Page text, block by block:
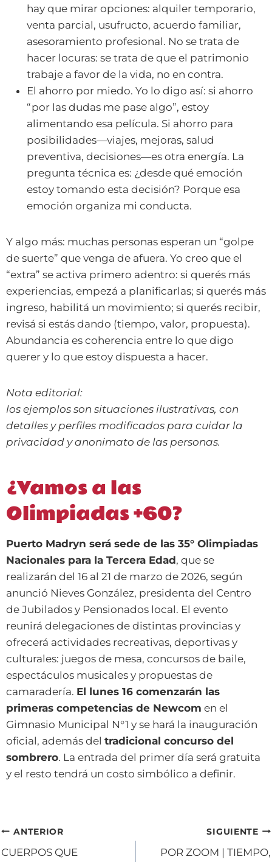
hay que mirar opciones: alquiler temporario,
venta parcial, usufructo, acuerdo familiar,
asesoramiento profesional. No se trata de
hacer locuras: se trata de que el patrimonio
trabaje a favor de la vida, no en contra.
El ahorro por miedo. Yo lo digo así: si ahorro
“por las dudas me pase algo”, estoy
alimentando esa película. Si ahorro para
posibilidades—viajes, mejoras, salud
preventiva, decisiones—es otra energía. La
pregunta técnica es: ¿desde qué emoción
estoy tomando esta decisión? Porque esa
emoción organiza mi conducta.
Y algo más: muchas personas esperan un “golpe
de suerte” que venga de afuera. Yo creo que el
“extra” se activa primero adentro: si querés más
experiencias, empezá a planificarlas; si querés más
ingreso, habilitá un movimiento; si querés recibir,
revisá si estás dando (tiempo, valor, propuesta).
Abundancia es coherencia entre lo que digo
querer y lo que estoy dispuesta a hacer.
Nota editorial:
los ejemplos son situaciones ilustrativas, con
detalles y perfiles modificados para cuidar la
privacidad y anonimato de las personas.
¿Vamos a las
Olimpiadas +60?
Puerto Madryn será sede de las 35° Olimpiadas
Nacionales para la Tercera Edad, que se
realizarán del 16 al 21 de marzo de 2026, según
anunció Nieves González, presidenta del Centro
de Jubilados y Pensionados local. El evento
reunirá delegaciones de distintas provincias y
ofrecerá actividades recreativas, deportivas y
culturales: juegos de mesa, concursos de baile,
espectáculos musicales y propuestas de
camaradería. El lunes 16 comenzarán las
primeras competencias de Newcom en el
Gimnasio Municipal N°1 y se hará la inauguración
oficial, además del tradicional concurso del
sombrero. La entrada del primer día será gratuita
y el resto tendrá un costo simbólico a definir.
Navegación
ANTERIOR
CUERPOS QUE
SIGUIENTE
POR ZOOM | TIEMPO,